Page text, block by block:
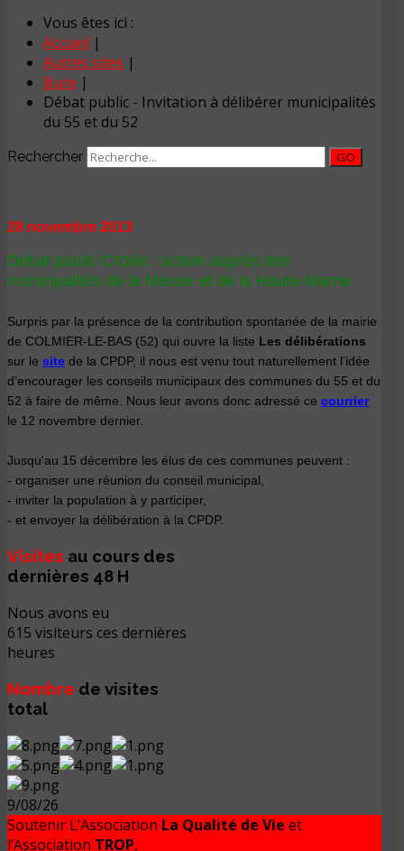
Vous êtes ici :
Accueil |
Autres sites |
Bure |
Débat public - Invitation à délibérer municipalités
du 55 et du 52
Rechercher GO
28 novembre 2013
Débat public CIGéo : action auprès des
municipalités de la Meuse et de la Haute-Marne
Surpris par la présence de la contribution spontanée de la mairie
de COLMIER-LE-BAS (52) qui ouvre la liste Les délibérations
sur le site de la CPDP, il nous est venu tout naturellement l’idée
d’encourager les conseils municipaux des communes du 55 et du
52 à faire de même. Nous leur avons donc adressé ce courrier
le 12 novembre dernier.
Jusqu'au 15 décembre les élus de ces communes peuvent :
- organiser une réunion du conseil municipal,
- inviter la population à y participer,
- et envoyer la délibération à la CPDP.
Visites au cours des
dernières 48 H
Nous avons eu
615 visiteurs ces dernières
heures
Nombre de visites
total
9/08/26
Soutenir L’Association La Qualité de Vie et
l’Association TROP,